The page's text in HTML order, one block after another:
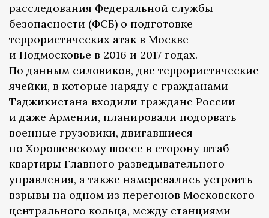
расследования Федеральной службы
безопасности (ФСБ) о подготовке
террористических атак в Москве
и Подмосковье в 2016 и 2017 годах.
По данным силовиков, две террористические
ячейки, в которые наряду с гражданами
Таджикистана входили граждане России
и даже Армении, планировали подорвать
военные грузовики, двигавшиеся
по Хорошевскому шоссе в сторону штаб-
квартиры Главного разведывательного
управления, а также намеревались устроить
взрывы на одном из перегонов Московского
центрального кольца, между станциями